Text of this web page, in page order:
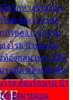
มื่อรักห่างร้างไกล
ปหวังความรวย
บัวทอง เวรกรรม
งโรย บัวทองไม่
องกลม เพราะลืม
ระมัด หลงกลิ่นลิ้น
โรย ต้องร้อนรุม บัว
ทองผ่ายผอม